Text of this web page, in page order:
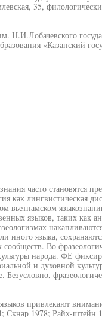
35,
Н.И.Лобачевского
«Казанский
часто становятся
как лингвистическая
вьетнамском
языков, таких как
иного языка,
Во
народа. ФЕ
и духовной
привлекают
Скнар 1978; Райх-штейн